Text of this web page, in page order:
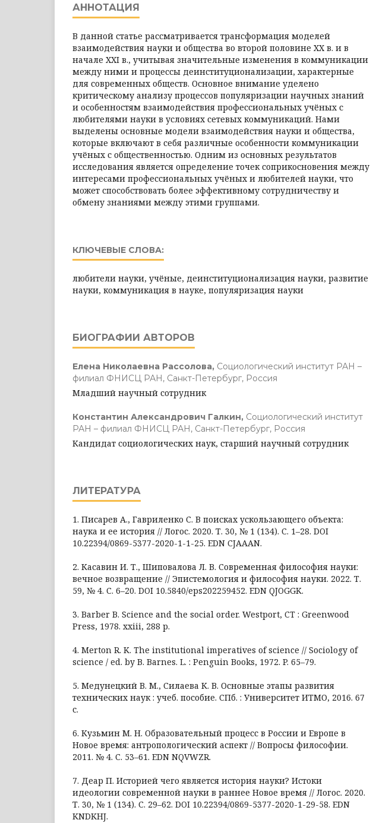
АННОТАЦИЯ
В данной статье рассматривается трансформация моделей
взаимодействия науки и общества во второй половине XX в. и в
начале XXI в., учитывая значительные изменения в коммуникации
между ними и процессы деинституционализации, характерные
для современных обществ. Основное внимание уделено
критическому анализу процессов популяризации научных знаний
и особенностям взаимодействия профессиональных учёных с
любителями науки в условиях сетевых коммуникаций. Нами
выделены основные модели взаимодействия науки и общества,
которые включают в себя различные особенности коммуникации
учёных с общественностью. Одним из основных результатов
исследования является определение точек соприкосновения между
интересами профессиональных учёных и любителей науки, что
может способствовать более эффективному сотрудничеству и
обмену знаниями между этими группами.
КЛЮЧЕВЫЕ СЛОВА:
любители науки, учёные, деинституционализация науки, развитие
науки, коммуникация в науке, популяризация науки
БИОГРАФИИ АВТОРОВ
Елена Николаевна Рассолова, Социологический институт РАН –
филиал ФНИСЦ РАН, Санкт-Петербург, Россия
Младший научный сотрудник
Константин Александрович Галкин, Социологический институт
РАН – филиал ФНИСЦ РАН, Санкт-Петербург, Россия
Кандидат социологических наук, старший научный сотрудник
ЛИТЕРАТУРА
1. Писарев А., Гавриленко С. В поисках ускользающего объекта:
наука и ее история // Логос. 2020. Т. 30, № 1 (134). С. 1–28. DOI
10.22394/0869-5377-2020-1-1-25. EDN CJAAAN.
2. Касавин И. Т., Шиповалова Л. В. Современная философия науки:
вечное возвращение // Эпистемология и философия науки. 2022. Т.
59, № 4. С. 6–20. DOI 10.5840/eps202259452. EDN QJOGGK.
3. Barber B. Science and the social order. Westport, CT : Greenwood
Press, 1978. xxiii, 288 p.
4. Merton R. K. The institutional imperatives of science // Sociology of
science / ed. by B. Barnes. L. : Penguin Books, 1972. P. 65–79.
5. Медунецкий В. М., Силаева К. В. Основные этапы развития
технических наук : учеб. пособие. СПб. : Университет ИТМО, 2016. 67
с.
6. Кузьмин М. Н. Образовательный процесс в России и Европе в
Новое время: антропологический аспект // Вопросы философии.
2011. № 4. С. 53–61. EDN NQVWZR.
7. Деар П. Историей чего является история науки? Истоки
идеологии современной науки в раннее Новое время // Логос. 2020.
Т. 30, № 1 (134). С. 29–62. DOI 10.22394/0869-5377-2020-1-29-58. EDN
KNDKHJ.